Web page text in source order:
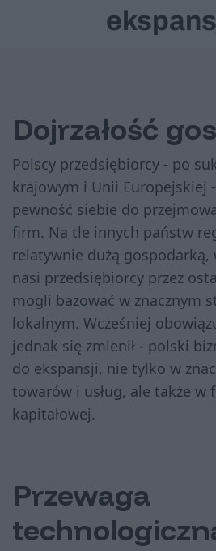
Dojrzałość
Polscy przedsiębiorcy - po
krajowym i Unii Europejskiej
pewność siebie do
firm. Na tle innych państw
relatywnie dużą gospodarką,
nasi przedsiębiorcy przez
mogli bazować w znacznym
lokalnym. Wcześniej
jednak się zmienił - polski
do ekspansji, nie tylko w
towarów i usług, ale także w
kapitałowej.
Przewaga